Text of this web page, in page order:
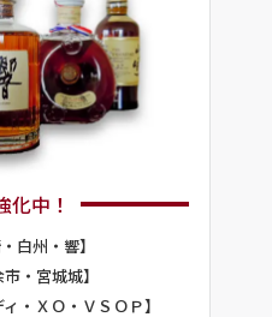
化中！
白州・響】
・宮城城】
・ＸＯ・ＶＳＯＰ】